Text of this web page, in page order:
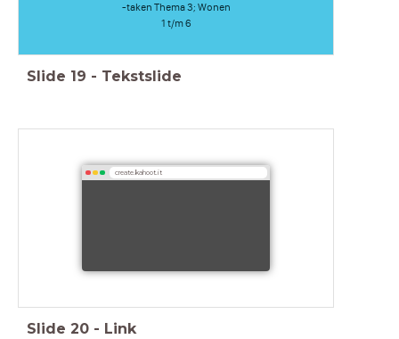
-taken Thema 3; Wonen
1 t/m 6
Slide 19 - Tekstslide
create.kahoot.it
Slide 20 - Link